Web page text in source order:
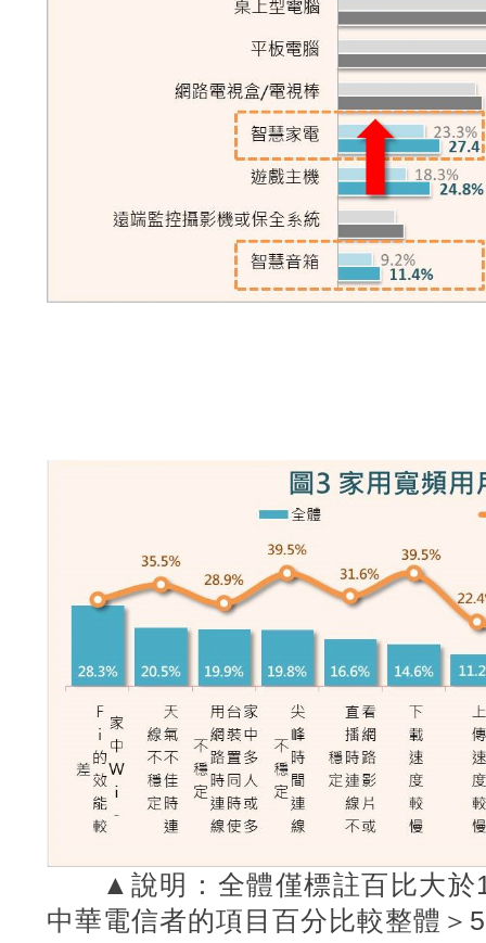
▲說明：全體僅標註百比大於
中華電信者的項目百分比較整體＞